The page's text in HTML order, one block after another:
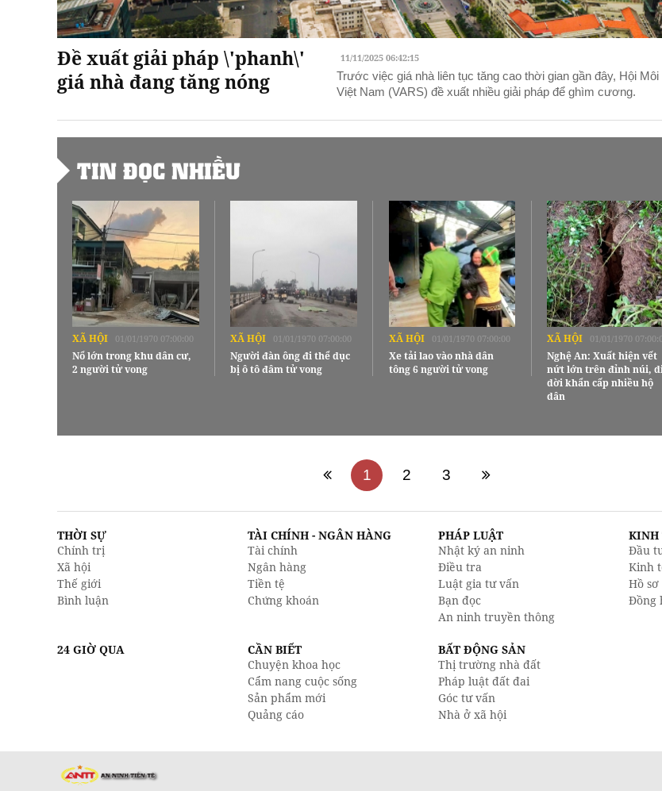
Đề xuất giải pháp \'phanh\'
giá nhà đang tăng nóng
11/11/2025 06:42:15
Trước việc giá nhà liên tục tăng cao thời gian gần đây, Hội
Việt Nam (VARS) đề xuất nhiều giải pháp để ghìm cương.
TIN ĐỌC NHIỀU
XÃ HỘI 01/01/1970 07:00:00
Nổ lớn trong khu dân cư,
2 người tử vong
XÃ HỘI 01/01/1970 07:00:00
Người đàn ông đi thể dục
bị ô tô đâm tử vong
XÃ HỘI 01/01/1970 07:00:00
Xe tải lao vào nhà dân
tông 6 người tử vong
XÃ HỘI 01/01/1970
Nghệ An: Xuất hiện vết
nứt lớn trên đỉnh núi,
dời khẩn cấp nhiều hộ
dân
1 2 3
THỜI SỰ
Chính trị
Xã hội
Thế giới
Bình luận
TÀI CHÍNH - NGÂN HÀNG
Tài chính
Ngân hàng
Tiền tệ
Chứng khoán
PHÁP LUẬT
Nhật ký an ninh
Điều tra
Luật gia tư vấn
Bạn đọc
An ninh truyền thông
KINH
Đầu
Kinh
Hồ
Đồng
24 GIỜ QUA
CẦN BIẾT
Chuyện khoa học
Cẩm nang cuộc sống
Sản phẩm mới
Quảng cáo
BẤT ĐỘNG SẢN
Thị trường nhà đất
Pháp luật đất đai
Góc tư vấn
Nhà ở xã hội